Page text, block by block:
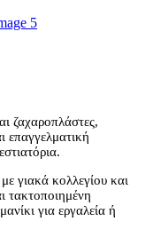
ζαχαροπλάστες,
επαγγελματική
γιακά κολλεγίου και
για εργαλεία ή